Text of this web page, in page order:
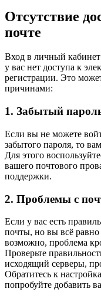
Отсутствие
почте
Вход в личный
у вас нет доступа к
регистрации. Это
причинами:
1. Забытый
Если вы не можете
забытого пароля, то
Для этого
вашего почтового
поддержки.
2. Проблемы с
Если у вас есть
почты, но вы всё
возможно, проблема
Проверьте
исходящий серверы,
Обратитесь к
попробуйте добавить